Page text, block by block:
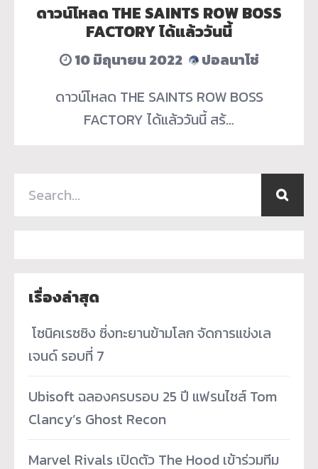
ดาวน์โหลด THE SAINTS ROW BOSS
FACTORY ได้แล้ววันนี้
10 มิถุนายน 2022
ปอลนาโช่
ดาวน์โหลด THE SAINTS ROW BOSS
FACTORY ได้แล้ววันนี้ สร้…
เรื่องล่าสุด
­ โซนิคเรซซิง ซิ่งทะยานข้ามโลก จัดการแข่งเล
เจนด์ รอบที่ 7
Ubisoft ฉลองครบรอบ 25 ปี แฟรนไชส์ Tom
Clancy’s Ghost Recon
Marvel Rivals เปิดตัว The Hood เข้าร่วมทีม